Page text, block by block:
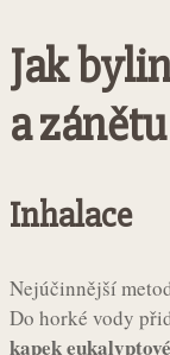
Jak
a
Inhalace
Nejúčinnější
Do horké vody
kapek